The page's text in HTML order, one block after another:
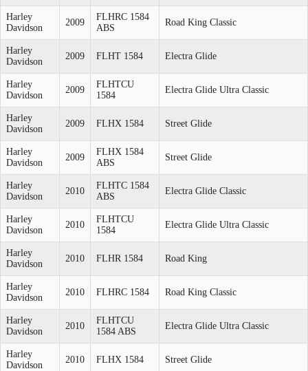
Harley
Davidson
2009
FLHRC 1584
ABS
Road King Classic
Harley
Davidson
2009 FLHT 1584 Electra Glide
Harley
Davidson
2009
FLHTCU
1584
Electra Glide Ultra Classic
Harley
Davidson
2009 FLHX 1584 Street Glide
Harley
Davidson
2009
FLHX 1584
ABS
Street Glide
Harley
Davidson
2010
FLHTC 1584
ABS
Electra Glide Classic
Harley
Davidson
2010
FLHTCU
1584
Electra Glide Ultra Classic
Harley
Davidson
2010 FLHR 1584 Road King
Harley
Davidson
2010 FLHRC 1584 Road King Classic
Harley
Davidson
2010
FLHTCU
1584 ABS
Electra Glide Ultra Classic
Harley
Davidson
2010 FLHX 1584 Street Glide